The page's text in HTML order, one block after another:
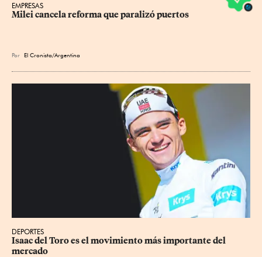
EMPRESAS
Milei cancela reforma que paralizó puertos
Por El Cronista/Argentina
DEPORTES
Isaac del Toro es el movimiento más importante del
mercado